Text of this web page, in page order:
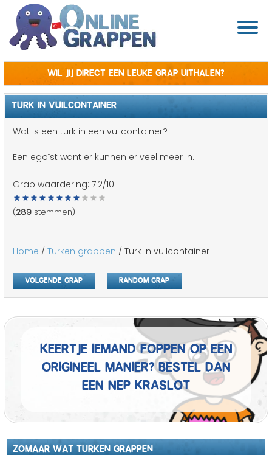
Wil jij direct een leuke grap uithalen?
TURK IN VUILCONTAINER
Wat is een turk in een vuilcontainer?
Een egoïst want er kunnen er veel meer in.
Grap waardering: 7.2/10
(289 stemmen)
Home / Turken grappen / Turk in vuilcontainer
Volgende grap Random grap
Keertje iemand foppen op een
origineel manier? Bestel dan
een nep kraslot
ZOMAAR WAT TURKEN GRAPPEN